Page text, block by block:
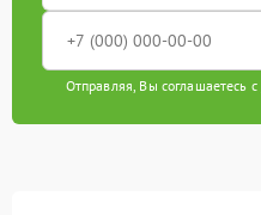
Отправляя, Вы соглашаетесь с